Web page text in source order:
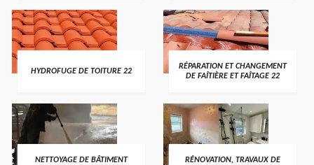
HYDROFUGE DE TOITURE 22
RÉPARATION ET CHANGEMENT
DE FAÎTIÈRE ET FAÎTAGE 22
NETTOYAGE DE BÂTIMENT
RÉNOVATION, TRAVAUX DE